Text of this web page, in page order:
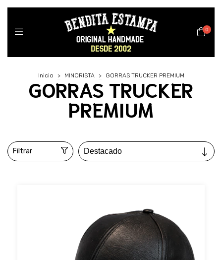
0
Inicio > MINORISTA > GORRAS TRUCKER PREMIUM
GORRAS TRUCKER
PREMIUM
Filtrar